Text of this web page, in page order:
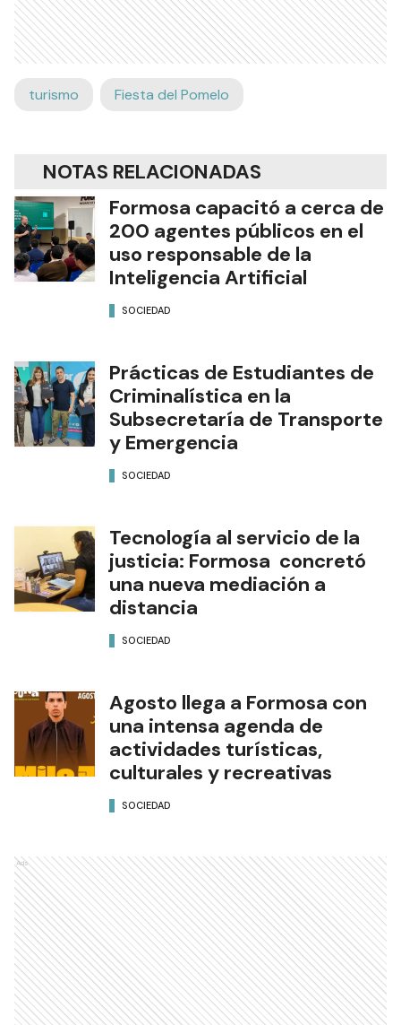
turismo Fiesta del Pomelo
NOTAS RELACIONADAS
Formosa capacitó a cerca de
200 agentes públicos en el
uso responsable de la
Inteligencia Artificial
SOCIEDAD
Prácticas de Estudiantes de
Criminalística en la
Subsecretaría de Transporte
y Emergencia
SOCIEDAD
Tecnología al servicio de la
justicia: Formosa concretó
una nueva mediación a
distancia
SOCIEDAD
Agosto llega a Formosa con
una intensa agenda de
actividades turísticas,
culturales y recreativas
SOCIEDAD
Ads